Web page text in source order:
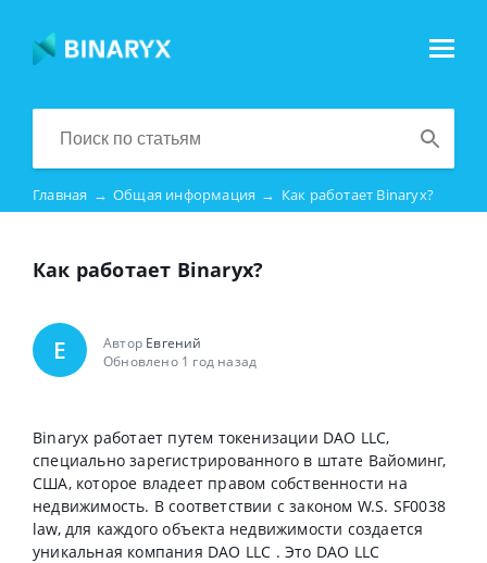
Главная → Общая информация → Как работает Binaryx?
Как работает Binaryx?
Е Автор Евгений
Обновлено 1 год назад
Binaryx работает путем токенизации DAO LLC,
специально зарегистрированного в штате Вайоминг,
США, которое владеет правом собственности на
недвижимость. В соответствии с законом W.S. SF0038
law, для каждого объекта недвижимости создается
уникальная компания DAO LLC . Это DAO LLC